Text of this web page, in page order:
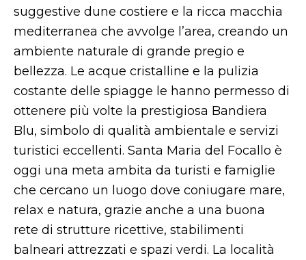
suggestive dune costiere e la ricca macchia
mediterranea che avvolge l’area, creando un
ambiente naturale di grande pregio e
bellezza. Le acque cristalline e la pulizia
costante delle spiagge le hanno permesso di
ottenere più volte la prestigiosa Bandiera
Blu, simbolo di qualità ambientale e servizi
turistici eccellenti. Santa Maria del Focallo è
oggi una meta ambita da turisti e famiglie
che cercano un luogo dove coniugare mare,
relax e natura, grazie anche a una buona
rete di strutture ricettive, stabilimenti
balneari attrezzati e spazi verdi. La località